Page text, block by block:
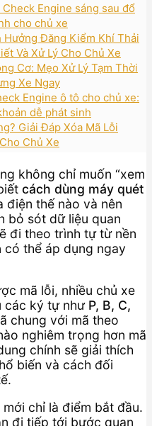
Engine sáng sau đổ
cho chủ xe
Đăng Kiểm Khí Thải
Và Xử Lý Cho Chủ Xe
Cơ: Mẹo Xử Lý Tạm Thời
Xe Ngay
Engine ô tô cho chủ xe:
dễ phát sinh
Giải Đáp Xóa Mã Lỗi
Chủ Xe
không chỉ muốn “xem
cách dùng máy quét
điện thế nào và nên
bỏ sót dữ liệu quan
đi theo trình tự từ nền
có thể áp dụng ngay
mã lỗi, nhiều chủ xe
các ký tự như P, B, C,
chung với mã theo
nghiêm trọng hơn mã
chính sẽ giải thích
biến và cách đối
chỉ là điểm bắt đầu.
đi tiếp tới bước quan